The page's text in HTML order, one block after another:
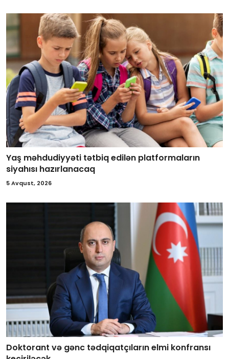
Yaş məhdudiyyəti tətbiq edilən platformaların
siyahısı hazırlanacaq
5 Avqust, 2026
Doktorant və gənc tədqiqatçıların elmi konfransı